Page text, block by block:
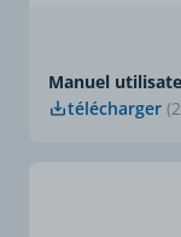
Manuel
télécharger